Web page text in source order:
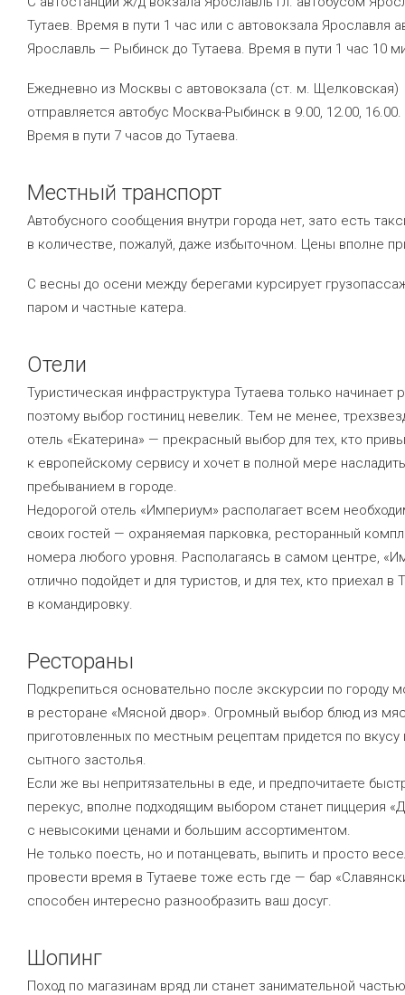
Тутаев. Время в пути 1 час или с автовокзала Ярославля
Ярославль — Рыбинск до Тутаева. Время в пути 1 час 10
Ежедневно из Москвы с автовокзала (ст. м. Щелковская)
отправляется автобус Москва-Рыбинск в 9.00, 12.00, 16.00.
Время в пути 7 часов до Тутаева.
Местный транспорт
Автобусного сообщения внутри города нет, зато есть
в количестве, пожалуй, даже избыточном. Цены вполне
С весны до осени между берегами курсирует
паром и частные катера.
Отели
Туристическая инфраструктура Тутаева только начинает
поэтому выбор гостиниц невелик. Тем не менее,
отель «Екатерина» — прекрасный выбор для тех, кто
к европейскому сервису и хочет в полной мере
пребыванием в городе.
Недорогой отель «Империум» располагает всем
своих гостей — охраняемая парковка, ресторанный
номера любого уровня. Располагаясь в самом центре,
отлично подойдет и для туристов, и для тех, кто приехал в
в командировку.
Рестораны
Подкрепиться основательно после экскурсии по городу
в ресторане «Мясной двор». Огромный выбор блюд из
приготовленных по местным рецептам придется по вкусу
сытного застолья.
Если же вы непритязательны в еде, и предпочитаете
перекус, вполне подходящим выбором станет пиццерия
с невысокими ценами и большим ассортиментом.
Не только поесть, но и потанцевать, выпить и просто
провести время в Тутаеве тоже есть где — бар
способен интересно разнообразить ваш досуг.
Шопинг
Поход по магазинам вряд ли станет занимательной